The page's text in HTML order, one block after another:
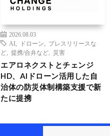
2026.08.03
AI
ドローン
プレスリリースな
ど
提携/合弁など 災害
エアロネクストとチェンジ
HD、AIドローン活用した自
治体の防災体制構築支援で新
たに提携